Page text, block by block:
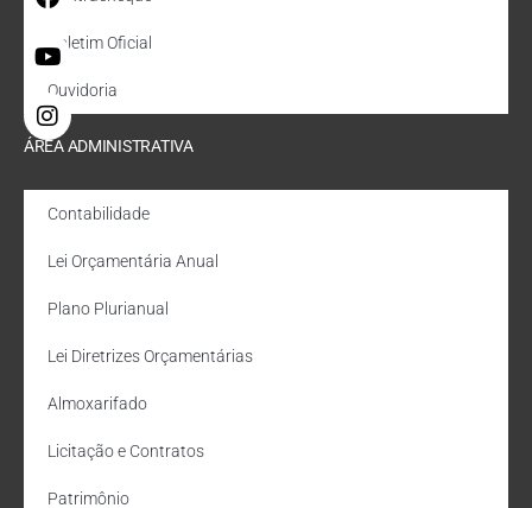
Boletim Oficial
Ouvidoria
ÁREA ADMINISTRATIVA
Contabilidade
Lei Orçamentária Anual
Plano Plurianual
Lei Diretrizes Orçamentárias
Almoxarifado
Licitação e Contratos
Patrimônio